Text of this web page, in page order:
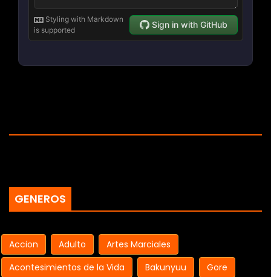
GENEROS
Accion Adulto
Artes Marciales
Acontesimientos de la Vida
Bakunyuu
Gore